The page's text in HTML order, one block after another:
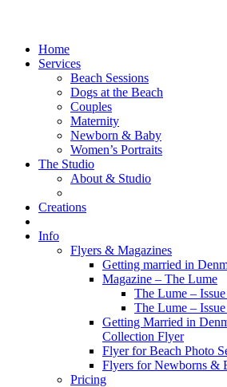
Home
Services
Beach Sessions
Dogs at the Beach
Couples
Maternity
Newborn & Baby
Women’s Portraits
The Studio
About & Studio
Creations
Info
Flyers & Magazines
Getting married in
Magazine – The Lume
The Lume – Issue
The Lume –
Getting Married in
Collection Flyer
Flyer for Beach Photo
Flyers for Newborns &
Pricing